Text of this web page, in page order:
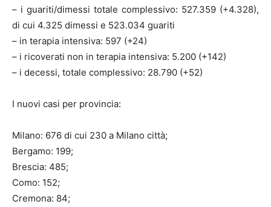
– i guariti/dimessi totale complessivo: 527.359 (+4.328),
di cui 4.325 dimessi e 523.034 guariti
– in terapia intensiva: 597 (+24)
– i ricoverati non in terapia intensiva: 5.200 (+142)
– i decessi, totale complessivo: 28.790 (+52)
I nuovi casi per provincia:
Milano: 676 di cui 230 a Milano città;
Bergamo: 199;
Brescia: 485;
Como: 152;
Cremona: 84;